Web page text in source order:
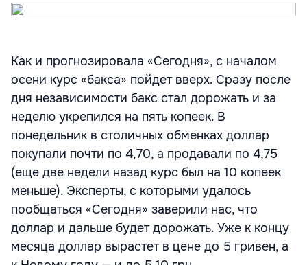
Как и прогнозировала «Сегодня», с началом
осени курс «бакса» пойдет вверх. Сразу после
дня независимости бакс стал дорожать и за
неделю укрепился на пять копеек. В
понедельник в столичных обменках доллар
покупали почти по 4,70, а продавали по 4,75
(еще две недели назад курс был на 10 копеек
меньше). Эксперты, с которыми удалось
пообщаться «Сегодня» заверили нас, что
доллар и дальше будет дорожать. Уже к концу
месяца доллар вырастет в цене до 5 гривен, а